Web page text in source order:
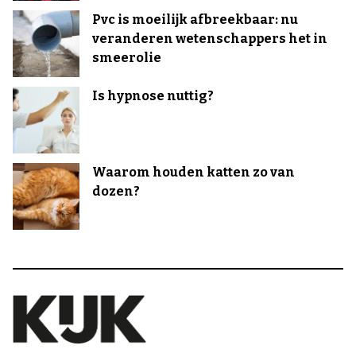
Pvc is moeilijk afbreekbaar: nu
veranderen wetenschappers het in
smeerolie
Is hypnose nuttig?
Waarom houden katten zo van
dozen?